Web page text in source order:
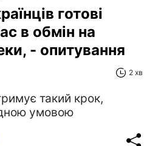
готові
в обмін на
- опитування
2 хв
такий крок,
умовою